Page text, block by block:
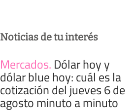
Noticias de tu interés
Mercados. Dólar hoy y
dólar blue hoy: cuál es la
cotización del jueves 6 de
agosto minuto a minuto